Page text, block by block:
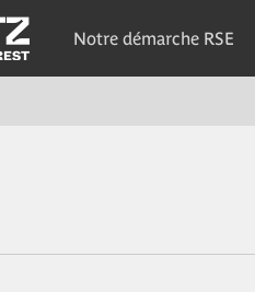
Notre démarche RSE